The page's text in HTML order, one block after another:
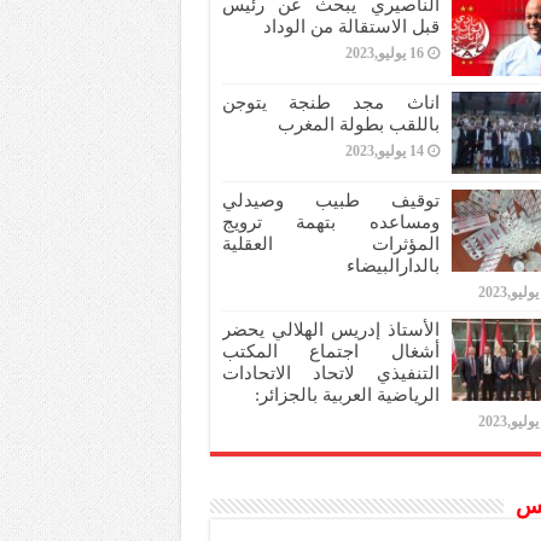
الناصيري يبحث عن رئيس
قبل الاستقالة من الوداد
16 يوليو,2023
اناث مجد طنجة يتوجن
باللقب بطولة المغرب
14 يوليو,2023
توقيف طبيب وصيدلي
ومساعده بتهمة ترويج
المؤثرات العقلية
بالدارالبيضاء
الأستاذ إدريس الهلالي يحضر
أشغال اجتماع المكتب
التنفيذي لاتحاد الاتحادات
الرياضية العربية بالجزائر: